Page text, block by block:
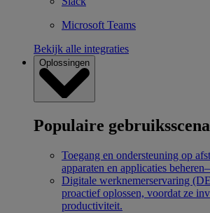
Microsoft Teams
Bekijk alle integraties
Oplossingen
Populaire
Toegang en ondersteuning op
apparaten en applicaties
Digitale werknemerservaring
proactief oplossen, voordat ze
productiviteit.